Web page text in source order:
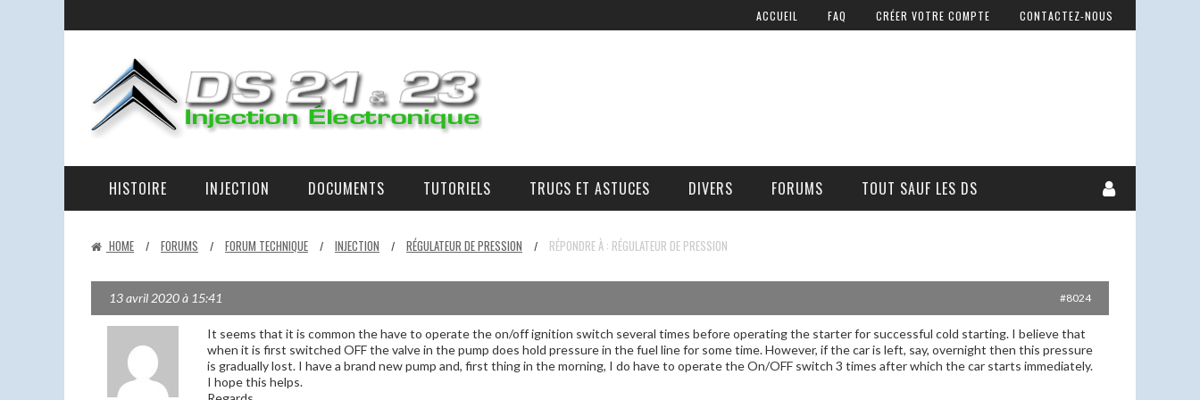
ACCUEIL FAQ CRÉER VOTRE COMPTE CONTACTEZ-NOUS
HISTOIRE INJECTION DOCUMENTS TUTORIELS TRUCS ET ASTUCES DIVERS FORUMS TOUT SAUF LES DS
HOME / FORUMS / FORUM TECHNIQUE / INJECTION / RÉGULATEUR DE PRESSION / RÉPONDRE À : RÉGULATEUR DE PRESSION
13 avril 2020 à 15:41 #8024
It seems that it is common the have to operate the on/off ignition switch several times before operating the starter for successful cold starting. I believe that
when it is first switched OFF the valve in the pump does hold pressure in the fuel line for some time. However, if the car is left, say, overnight then this pressure
is gradually lost. I have a brand new pump and, first thing in the morning, I do have to operate the On/OFF switch 3 times after which the car starts immediately.
I hope this helps.